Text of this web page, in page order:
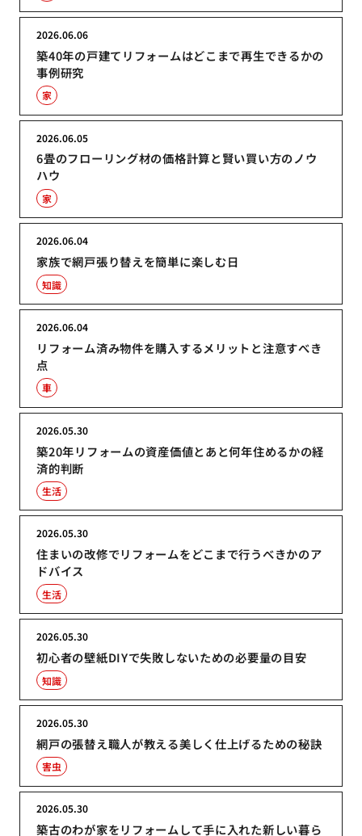
築40年の戸建てリフォームはどこまで再生できるかの
事例研究
2026.06.06
家
6畳のフローリング材の価格計算と賢い買い方のノウ
ハウ
2026.06.05
家
家族で網戸張り替えを簡単に楽しむ日
2026.06.04
知識
リフォーム済み物件を購入するメリットと注意すべき
点
2026.06.04
車
築20年リフォームの資産価値とあと何年住めるかの経
済的判断
2026.05.30
生活
住まいの改修でリフォームをどこまで行うべきかのア
ドバイス
2026.05.30
生活
初心者の壁紙DIYで失敗しないための必要量の目安
2026.05.30
知識
網戸の張替え職人が教える美しく仕上げるための秘訣
2026.05.30
害虫
築古のわが家をリフォームして手に入れた新しい暮ら
2026.05.30